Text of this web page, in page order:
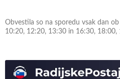
Obvestila so na sporedu vsak dan
10:20, 12:20, 13:30 in 16:30, 18:00,